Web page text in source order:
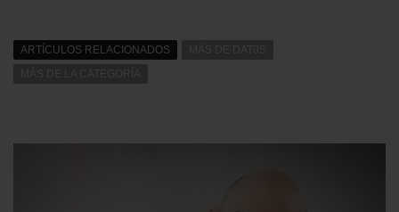
ARTÍCULOS RELACIONADOS